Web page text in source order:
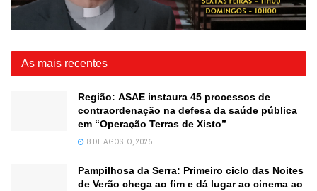
As mais recentes
Região: ASAE instaura 45 processos de
contraordenação na defesa da saúde pública
em “Operação Terras de Xisto”
8 DE AGOSTO, 2026
Pampilhosa da Serra: Primeiro ciclo das Noites
de Verão chega ao fim e dá lugar ao cinema ao